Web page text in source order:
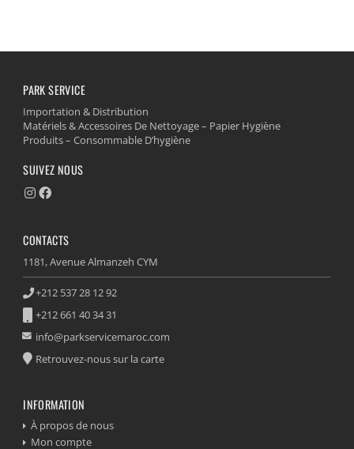
PARK SERVICE
Importation & Distribution
Matériels & Accessoires De Nettoyage – Papier Hygiène
Produits – Consommable D’hygiène
SUIVEZ NOUS
CONTACTS
1181, Avenue Almanzeh CYM
+212 537 28 12 92
+212 661 40 34 31
info@parkservicemaroc.com
Retrouvez-nous sur la carte
INFORMATION
À propos de nous
Mon compte